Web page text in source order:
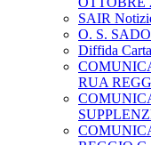
SAIR
O. S.
Diffida
RUA